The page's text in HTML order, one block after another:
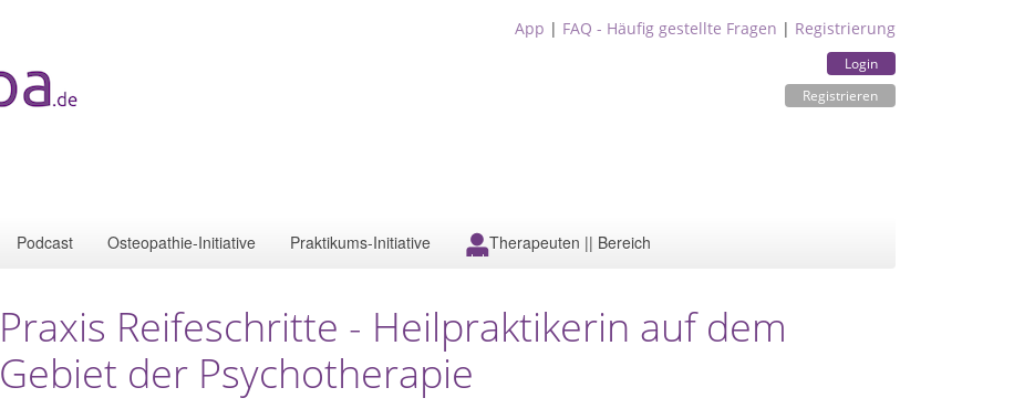
App | FAQ - Häufig gestellte Fragen | Registrierung
Login
Registrieren
Podcast Osteopathie-Initiative Praktikums-Initiative Therapeuten || Bereich
Praxis Reifeschritte - Heilpraktikerin auf dem
Gebiet der Psychotherapie